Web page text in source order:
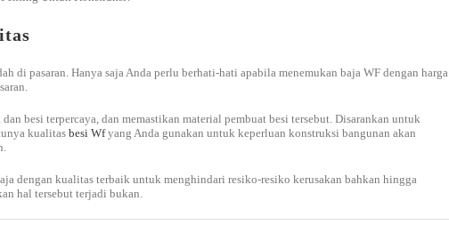
di pasaran. Hanya saja Anda perlu berhati-hati apabila menemukan baja WF dengan harga
besi terpercaya, dan memastikan material pembuat besi tersebut. Disarankan untuk
kualitas besi Wfyang Anda gunakan untuk keperluan konstruksi bangunan akan
dengan kualitas terbaik untuk menghindari resiko-resiko kerusakan bahkan hingga
hal tersebut terjadi bukan.